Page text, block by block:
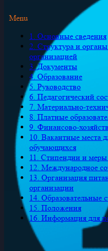
Menu
1. Основные сведения
2. Cтруктура и
организацией
3. Документы
4. Образование
5. Руководство
6. Педагогический
7. Материально-
8. Платные
9. Финансово-
10. Вакантные места
обучающихся
11. Стипендии и
12. Международное
13. Организация
организации
14. Образовательные
15. Положения
16. Информация для